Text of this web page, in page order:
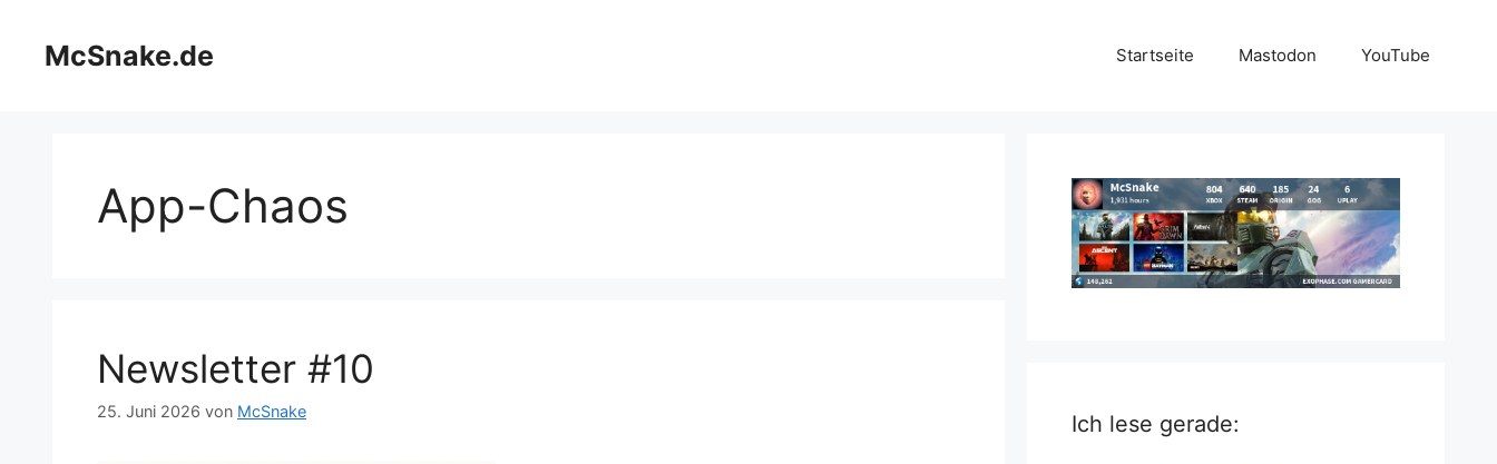
Inhalt
springenMcSnake.de Startseite Mastodon YouTube
App-Chaos
Newsletter #10
25. Juni 2026 von McSnake Ich lese gerade: